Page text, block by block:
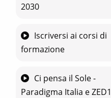
2030
Iscriversi ai corsi di
formazione
Ci pensa il Sole -
Paradigma Italia e ZED1